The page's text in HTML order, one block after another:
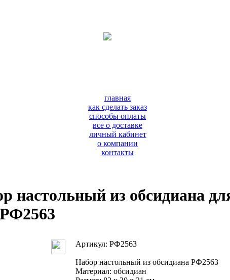
главная
как сделать заказ
способы оплаты
все о доставке
личный кабинет
о компании
контакты
настольный из обсидиана
Артикул: РФ2563
Набор настольный из обсидиана РФ2563
Материал: обсидиан